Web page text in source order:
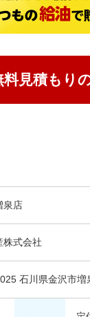
料見積もり
泉店
株式会社
石川県金沢市増